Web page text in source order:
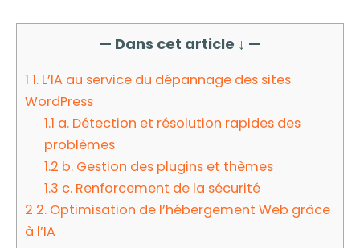
— Dans cet article ↓ —
1 1. L’IA au service du dépannage des sites
WordPress
1.1 a. Détection et résolution rapides des
problèmes
1.2 b. Gestion des plugins et thèmes
1.3 c. Renforcement de la sécurité
2 2. Optimisation de l’hébergement Web grâce
à l’IA